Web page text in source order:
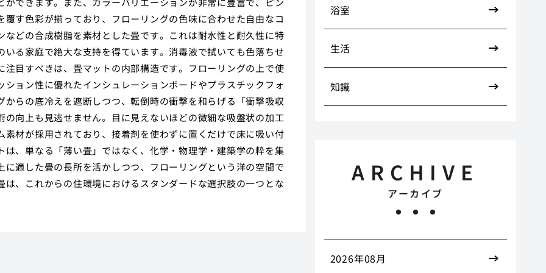
す色彩が揃っており、フローリングの色味に合わせた自由なコ
どの合成樹脂を素材とした畳です。これは耐水性と耐久性に特
る家庭で絶大な支持を得ています。消毒液で拭いても色落ちせ
目すべきは、畳マットの内部構造です。フローリングの上で使
ョン性に優れたインシュレーションボードやプラスチックフォ
らの底冷えを遮断しつつ、転倒時の衝撃を和らげる「衝撃吸収
向上も見逃せません。目に見えないほどの微細な吸盤状の加工
材が採用されており、接着剤を使わずに置くだけで床に吸い付
、単なる「薄い畳」ではなく、化学・物理学・建築学の粋を集
適した畳の長所を活かしつつ、フローリングという洋の空間で
、これからの住環境におけるスタンダードな選択肢の一つとな
浴室
生活
知識
ARCHIVE
アーカイブ
2026年08月